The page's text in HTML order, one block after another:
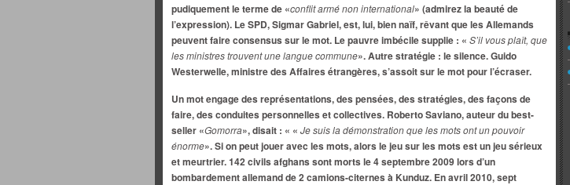
pudiquement le terme de «conflit armé non international» (admirez la beauté de
l’expression). Le SPD, Sigmar Gabriel, est, lui, bien naïf, rêvant que les Allemands
peuvent faire consensus sur le mot. Le pauvre imbécile supplie : « S’il vous plaît, que
les ministres trouvent une langue commune». Autre stratégie : le silence. Guido
Westerwelle, ministre des Affaires étrangères, s’assoit sur le mot pour l’écraser.
Un mot engage des représentations, des pensées, des stratégies, des façons de
faire, des conduites personnelles et collectives. Roberto Saviano, auteur du best-
seller «Gomorra», disait : « « Je suis la démonstration que les mots ont un pouvoir
énorme». Si on peut jouer avec les mots, alors le jeu sur les mots est un jeu sérieux
et meurtrier. 142 civils afghans sont morts le 4 septembre 2009 lors d’un
bombardement allemand de 2 camions-citernes à Kunduz. En avril 2010, sept